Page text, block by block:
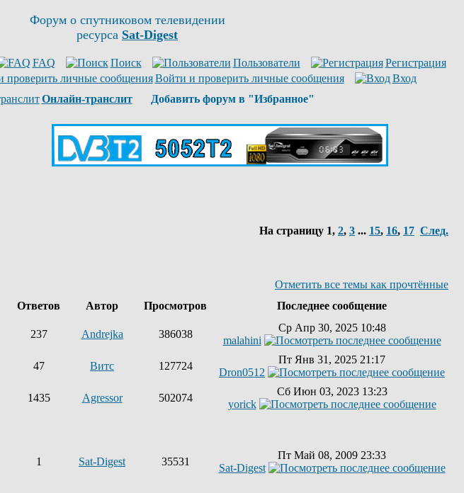
Форум о спутниковом телевидении
ресурса Sat-Digest
FAQ Поиск Пользователи
Регистрация
Войти и проверить личные сообщения
Вход
Онлайн-транслит
Добавить форум в "Избранное"
На страницу 1, 2, 3 ... 15, 16, 17 След.
Отметить все темы как прочтённые
Ответов Автор Просмотров
Последнее сообщение
237 Andrejka 386038
Ср Апр 30, 2025 10:48
malahini
47 Витс 127724
Пт Янв 31, 2025 21:17
Dron0512
1435 Agressor 502074
Сб Июн 03, 2023 13:23
yorick
1 Sat-Digest 35531
Пт Май 08, 2009 23:33
Sat-Digest